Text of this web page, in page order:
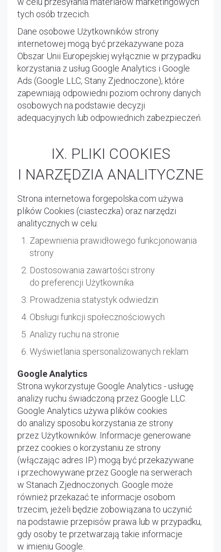
tych osób trzecich.
Dane osobowe Użytkowników strony
internetowej mogą być przekazywane poza
Obszar Unii Europejskiej wyłącznie w przypadku
korzystania z usług Google Analytics i Google
Ads (Google LLC, Stany Zjednoczone), które
zapewniają odpowiedni poziom ochrony danych
osobowych na podstawie decyzji
adequacyjnych lub odpowiednich zabezpieczeń.
IX. PLIKI COOKIES
I NARZĘDZIA ANALITYCZNE
Strona internetowa forgepolska.com używa
plików Cookies (ciasteczka) oraz narzędzi
analitycznych w celu:
Zapewnienia prawidłowego funkcjonowania
strony
Dostosowania zawartości strony
do preferencji Użytkownika
Prowadzenia statystyk odwiedzin
Obsługi funkcji społecznościowych
Analizy ruchu na stronie
Wyświetlania spersonalizowanych reklam
Google Analytics
Strona wykorzystuje Google Analytics - usługę
analizy ruchu świadczoną przez Google LLC.
Google Analytics używa plików cookies
do analizy sposobu korzystania ze strony
przez Użytkowników. Informacje generowane
przez cookies o korzystaniu ze strony
(włączając adres IP) mogą być przekazywane
i przechowywane przez Google na serwerach
w Stanach Zjednoczonych. Google może
również przekazać te informacje osobom
trzecim, jeżeli będzie zobowiązana to uczynić
na podstawie przepisów prawa lub w przypadku,
gdy osoby te przetwarzają takie informacje
w imieniu Google.